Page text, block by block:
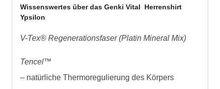
Wissenswertes über das Genki Vital Herrenshirt
Ypsilon
V-Tex® Regenerationsfaser (Platin Mineral Mix)
Tencel™
– natürliche Thermoregulierung des Körpers